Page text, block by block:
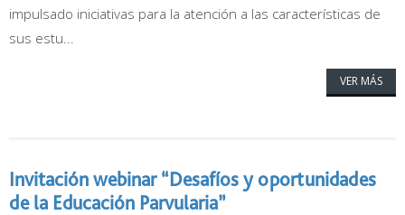
impulsado iniciativas para la atención a las características de
sus estu...
VER MÁS
Invitación webinar “Desafíos y oportunidades
de la Educación Parvularia”